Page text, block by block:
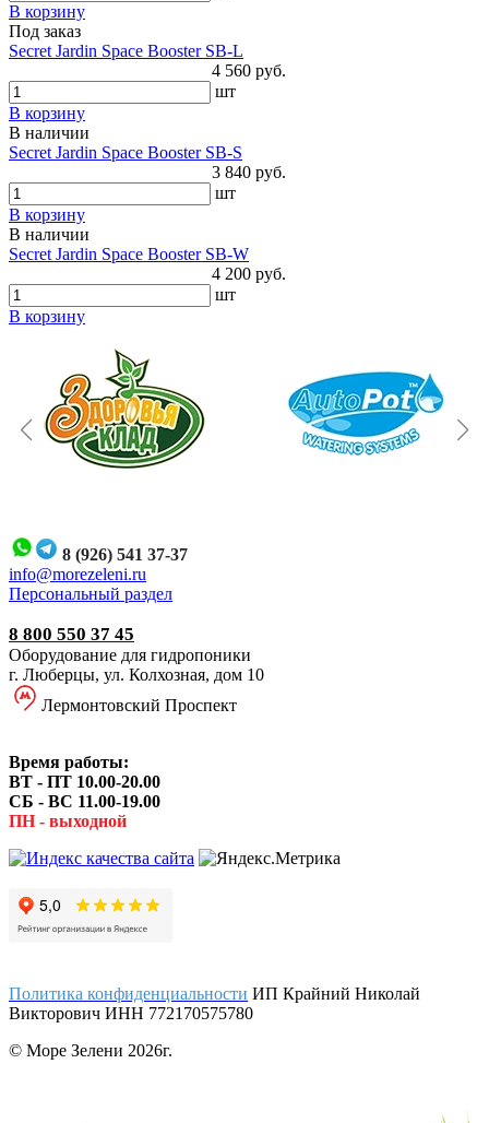
В корзину
Под заказ
Secret Jardin Space Booster SB-L
4 560 руб.
шт
В корзину
В наличии
Secret Jardin Space Booster SB-S
3 840 руб.
шт
В корзину
В наличии
Secret Jardin Space Booster SB-W
4 200 руб.
шт
В корзину
8 (926) 541 37-37
info@morezeleni.ru
Персональный раздел
8 800 550 37 45
Оборудование для гидропоники
г. Люберцы, ул. Колхозная, дом 10
Лермонтовский Проспект
Время работы:
ВТ - ПТ 10.00-20.00
СБ - ВС 11.00-19.00
ПН - выходной
Политика конфиденциальности ИП Крайний Николай
Викторович ИНН 772170575780
© Море Зелени 2026г.